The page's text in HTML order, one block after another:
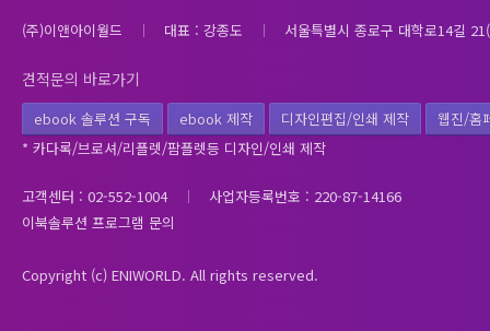
(주)이앤아이월드 대표 : 강종도 서울특별시 종로구 대학로14길
견적문의 바로가기
ebook 솔루션 구독 ebook 제작 디자인편집/인쇄 제작
웹진/홈
* 카다록/브로셔/리플렛/팜플렛등 디자인/인쇄 제작
고객센터 : 02-552-1004
사업자등록번호 : 220-87-14166
이북솔루션 프로그램 문의
Copyright (c) ENIWORLD. All rights reserved.